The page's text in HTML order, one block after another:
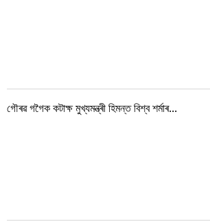
গৌৰৱ গগৈক কটাক্ষ মুখ্যমন্ত্ৰী হিমন্ত বিশ্ব শৰ্মাৰ...